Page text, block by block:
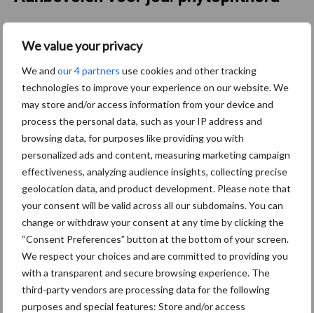
We value your privacy
We and our 4 partners use cookies and other tracking
technologies to improve your experience on our website. We
may store and/or access information from your device and
process the personal data, such as your IP address and
browsing data, for purposes like providing you with
personalized ads and content, measuring marketing campaign
effectiveness, analyzing audience insights, collecting precise
geolocation data, and product development. Please note that
your consent will be valid across all our subdomains. You can
change or withdraw your consent at any time by clicking the
“Consent Preferences” button at the bottom of your screen.
We respect your choices and are committed to providing you
with a transparent and secure browsing experience. The
third-party vendors are processing data for the following
purposes and special features: Store and/or access
Onderzoek, monitoring en
praktijk komen samen op
biologisch demoveld
robuuste aardappelrassen
Van onze partner van Iperen
Kansen en uitdagingen in
spuitschema’s: Van Iperen
geeft raad
Nieuwe animatie laat zien
hoe we samen
phytophthora duurzaam
kunnen beheersen